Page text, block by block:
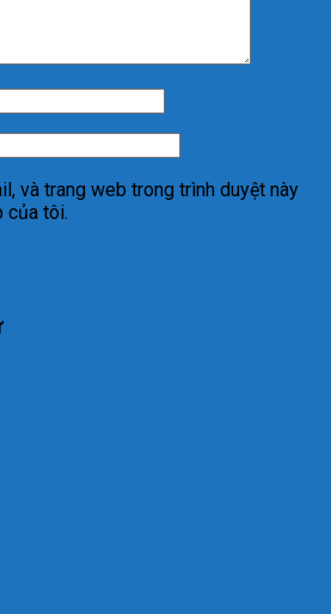
và trang web trong trình duyệt này
của tôi.